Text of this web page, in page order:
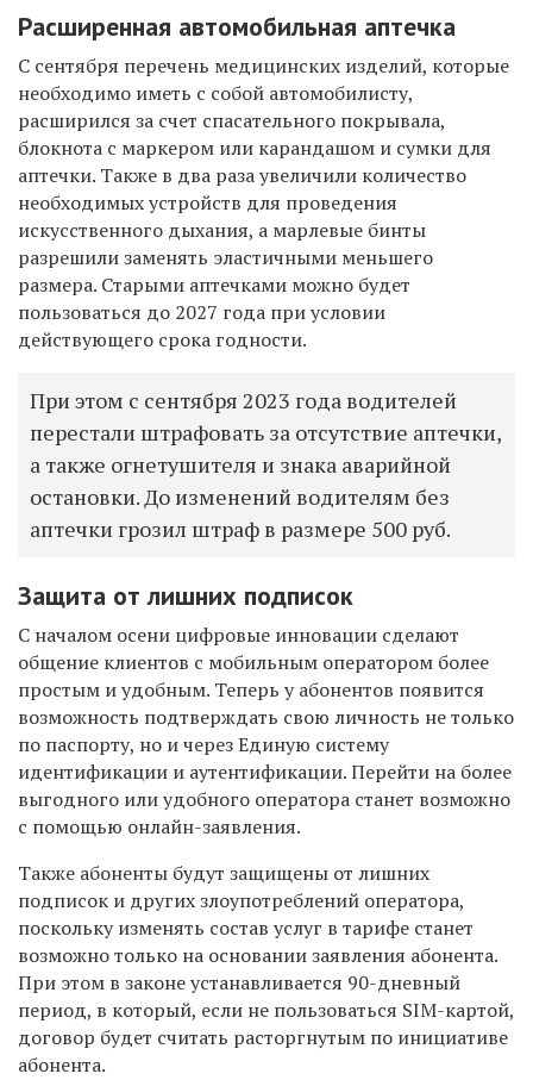
Расширенная автомобильная аптечка
С сентября перечень медицинских изделий, которые
необходимо иметь с собой автомобилисту,
расширился за счет спасательного покрывала,
блокнота с маркером или карандашом и сумки для
аптечки. Также в два раза увеличили количество
необходимых устройств для проведения
искусственного дыхания, а марлевые бинты
разрешили заменять эластичными меньшего
размера. Старыми аптечками можно будет
пользоваться до 2027 года при условии
действующего срока годности.
При этом с сентября 2023 года водителей
перестали штрафовать за отсутствие аптечки,
а также огнетушителя и знака аварийной
остановки. До изменений водителям без
аптечки грозил штраф в размере 500 руб.
Защита от лишних подписок
С началом осени цифровые инновации сделают
общение клиентов с мобильным оператором более
простым и удобным. Теперь у абонентов появится
возможность подтверждать свою личность не только
по паспорту, но и через Единую систему
идентификации и аутентификации. Перейти на более
выгодного или удобного оператора станет возможно
с помощью онлайн-заявления.
Также абоненты будут защищены от лишних
подписок и других злоупотреблений оператора,
поскольку изменять состав услуг в тарифе станет
возможно только на основании заявления абонента.
При этом в законе устанавливается 90-дневный
период, в который, если не пользоваться SIM-картой,
договор будет считать расторгнутым по инициативе
абонента.